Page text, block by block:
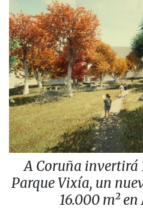
A Coruña invertirá
Parque Vixía, un
16.000 m²